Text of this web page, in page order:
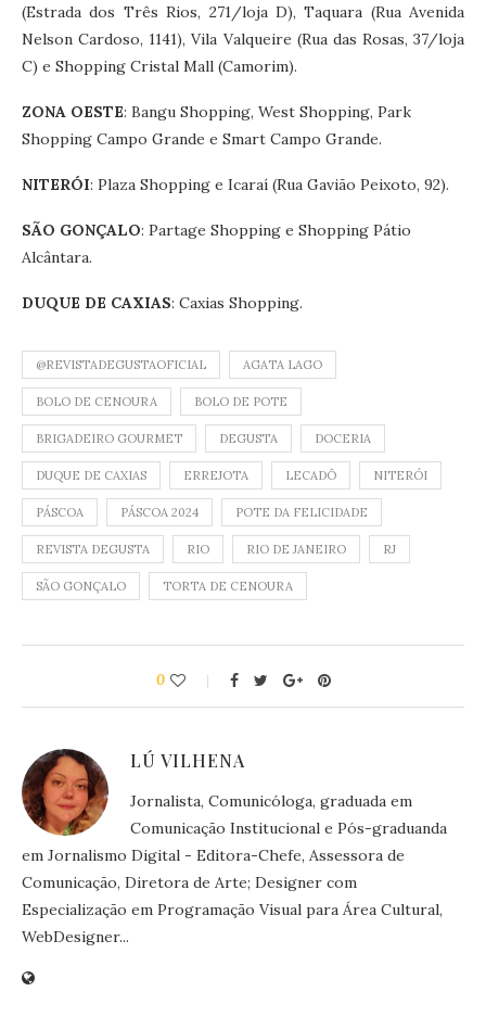
(Estrada dos Três Rios, 271/loja D), Taquara (Rua Avenida
Nelson Cardoso, 1141), Vila Valqueire (Rua das Rosas, 37/loja
C) e Shopping Cristal Mall (Camorim).
ZONA OESTE: Bangu Shopping, West Shopping, Park
Shopping Campo Grande e Smart Campo Grande.
NITERÓI: Plaza Shopping e Icaraí (Rua Gavião Peixoto, 92).
SÃO GONÇALO: Partage Shopping e Shopping Pátio
Alcântara.
DUQUE DE CAXIAS: Caxias Shopping.
@REVISTADEGUSTAOFICIAL AGATA LAGO
BOLO DE CENOURA BOLO DE POTE
BRIGADEIRO GOURMET DEGUSTA DOCERIA
DUQUE DE CAXIAS ERREJOTA LECADÔ NITERÓI
PÁSCOA PÁSCOA 2024 POTE DA FELICIDADE
REVISTA DEGUSTA RIO RIO DE JANEIRO RJ
SÃO GONÇALO TORTA DE CENOURA
0
LÚ VILHENA
Jornalista, Comunicóloga, graduada em
Comunicação Institucional e Pós-graduanda
em Jornalismo Digital - Editora-Chefe, Assessora de
Comunicação, Diretora de Arte; Designer com
Especialização em Programação Visual para Área Cultural,
WebDesigner...